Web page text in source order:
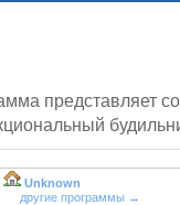
представляет
Unknown
другие программы →